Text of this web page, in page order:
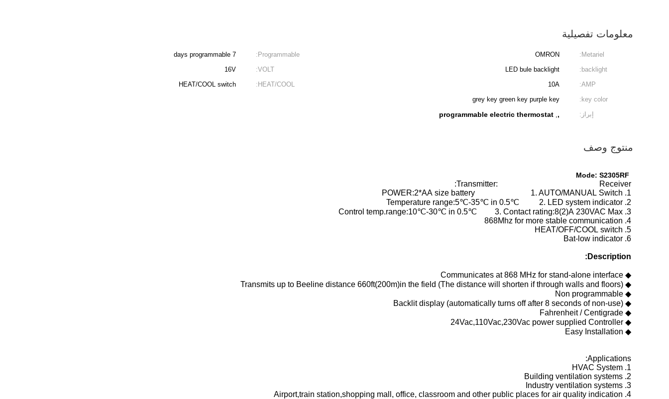
معلومات تفصيلية
Metariel:
OMRON
Programmable:
7 days programmable
backlight:
LED bule backlight
VOLT:
16V
AMP:
10A
HEAT/COOL:
HEAT/COOL switch
key color:
grey key green key purple key
إبراز:
,
,
programmable electric thermostat
منتوج وصف
Transmitter: Receiver:
1. POWER:2*AA size battery 1. AUTO/MANUAL Switch
2. Temperature range:5℃-35℃ in 0.5℃ 2. LED system indicator
3. Control temp.range:10℃-30℃ in 0.5℃ 3. Contact rating:8(2)A 230VAC Max
4. 868Mhz for more stable communication
5. HEAT/OFF/COOL switch
6. Bat-low indicator
Description:
◆ Communicates at 868 MHz for stand-alone interface
◆ Transmits up to Beeline distance 660ft(200m)in the field (The distance will shorten if through walls and floors)
◆ Non programmable
◆ Backlit display (automatically turns off after 8 seconds of non-use)
◆ Fahrenheit / Centigrade
◆ 24Vac,110Vac,230Vac power supplied Controller
◆ Easy Installation
Applications:
1. HVAC System
2. Building ventilation systems
3. Industry ventilation systems
4. Airport,train station,shopping mall, office, classroom and other public places for air quality indication